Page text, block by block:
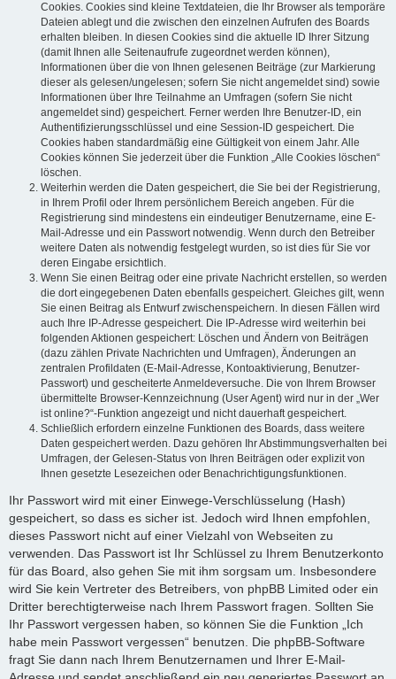
Cookies. Cookies sind kleine Textdateien, die Ihr Browser als temporäre
Dateien ablegt und die zwischen den einzelnen Aufrufen des Boards
erhalten bleiben. In diesen Cookies sind die aktuelle ID Ihrer Sitzung
(damit Ihnen alle Seitenaufrufe zugeordnet werden können),
Informationen über die von Ihnen gelesenen Beiträge (zur Markierung
dieser als gelesen/ungelesen; sofern Sie nicht angemeldet sind) sowie
Informationen über Ihre Teilnahme an Umfragen (sofern Sie nicht
angemeldet sind) gespeichert. Ferner werden Ihre Benutzer-ID, ein
Authentifizierungsschlüssel und eine Session-ID gespeichert. Die
Cookies haben standardmäßig eine Gültigkeit von einem Jahr. Alle
Cookies können Sie jederzeit über die Funktion „Alle Cookies löschen“
löschen.
Weiterhin werden die Daten gespeichert, die Sie bei der Registrierung,
in Ihrem Profil oder Ihrem persönlichem Bereich angeben. Für die
Registrierung sind mindestens ein eindeutiger Benutzername, eine E-
Mail-Adresse und ein Passwort notwendig. Wenn durch den Betreiber
weitere Daten als notwendig festgelegt wurden, so ist dies für Sie vor
deren Eingabe ersichtlich.
Wenn Sie einen Beitrag oder eine private Nachricht erstellen, so werden
die dort eingegebenen Daten ebenfalls gespeichert. Gleiches gilt, wenn
Sie einen Beitrag als Entwurf zwischenspeichern. In diesen Fällen wird
auch Ihre IP-Adresse gespeichert. Die IP-Adresse wird weiterhin bei
folgenden Aktionen gespeichert: Löschen und Ändern von Beiträgen
(dazu zählen Private Nachrichten und Umfragen), Änderungen an
zentralen Profildaten (E-Mail-Adresse, Kontoaktivierung, Benutzer-
Passwort) und gescheiterte Anmeldeversuche. Die von Ihrem Browser
übermittelte Browser-Kennzeichnung (User Agent) wird nur in der „Wer
ist online?“-Funktion angezeigt und nicht dauerhaft gespeichert.
Schließlich erfordern einzelne Funktionen des Boards, dass weitere
Daten gespeichert werden. Dazu gehören Ihr Abstimmungsverhalten bei
Umfragen, der Gelesen-Status von Ihren Beiträgen oder explizit von
Ihnen gesetzte Lesezeichen oder Benachrichtigungsfunktionen.
Ihr Passwort wird mit einer Einwege-Verschlüsselung (Hash)
gespeichert, so dass es sicher ist. Jedoch wird Ihnen empfohlen,
dieses Passwort nicht auf einer Vielzahl von Webseiten zu
verwenden. Das Passwort ist Ihr Schlüssel zu Ihrem Benutzerkonto
für das Board, also gehen Sie mit ihm sorgsam um. Insbesondere
wird Sie kein Vertreter des Betreibers, von phpBB Limited oder ein
Dritter berechtigterweise nach Ihrem Passwort fragen. Sollten Sie
Ihr Passwort vergessen haben, so können Sie die Funktion „Ich
habe mein Passwort vergessen“ benutzen. Die phpBB-Software
fragt Sie dann nach Ihrem Benutzernamen und Ihrer E-Mail-